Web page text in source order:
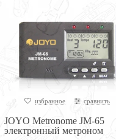
избранное сравнить
JOYO Metronome JM-65
электронный метроном